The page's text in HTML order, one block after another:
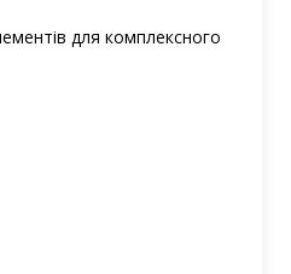
для комплексного